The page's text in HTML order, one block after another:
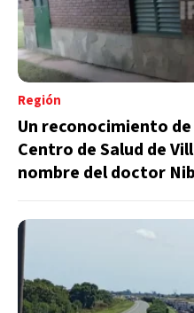
Región
Un reconocimiento
Centro de Salud de
nombre del doctor